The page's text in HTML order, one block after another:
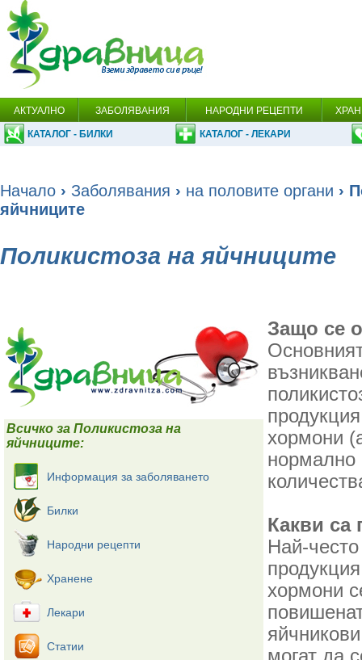
АКТУАЛНО ЗАБОЛЯВАНИЯ НАРОДНИ РЕЦЕПТИ
КАТАЛОГ - БИЛКИ КАТАЛОГ - ЛЕКАРИ
Начало › Заболявания › на половите органи ›
яйчниците
Поликистоза на яйчниците
Всичко за Поликистоза на
яйчниците:
Информация за заболяването
Билки
Народни рецепти
Хранене
Лекари
Статии
Защо се
хормони
нормално
Какви са
Най-
хормони